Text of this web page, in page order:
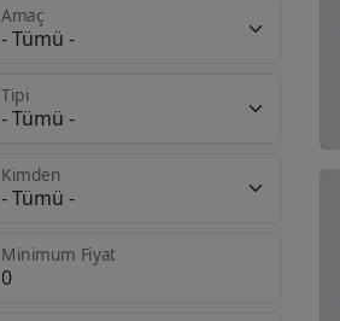
Amaç
Tipi
Kimden
Minimum Fiyat